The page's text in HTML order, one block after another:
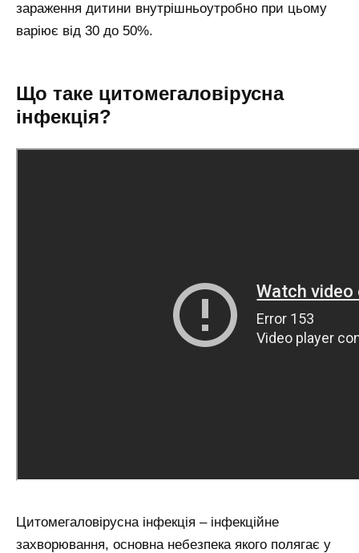
зараження дитини внутрішньоутробно при цьому
варіює від 30 до 50%.
Що таке цитомегаловірусна
інфекція?
Цитомегаловірусна інфекція – інфекційне
захворювання, основна небезпека якого полягає у